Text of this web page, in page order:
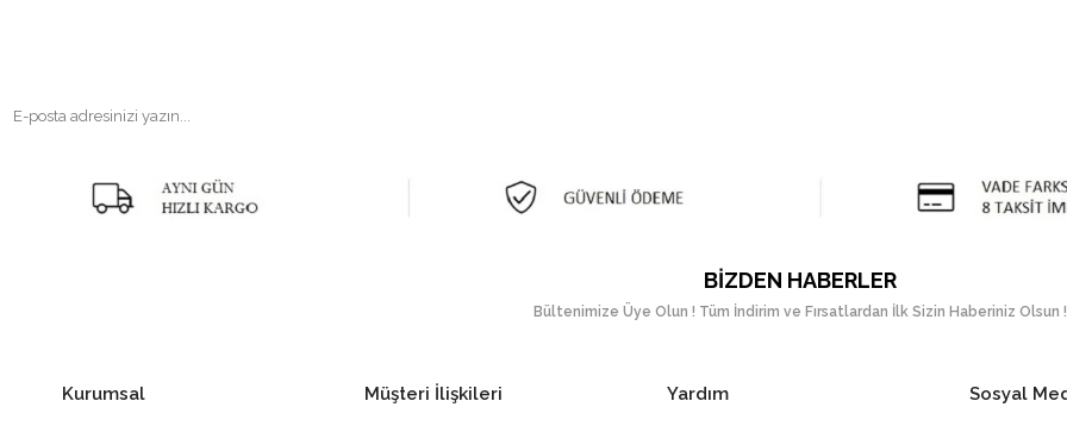
BIZDEN HABERLER
Bültenimize Üye Olun ! Tüm İndirim ve Fırsatlardan İlk Sizin Haberiniz Olsun !
Kurumsal Müşteri İlişkileri Yardım Sosyal